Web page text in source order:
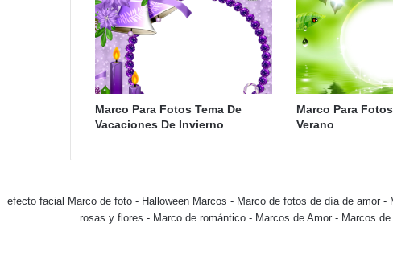
Marco Para Fotos Tema De
Vacaciones De Invierno
Marco Para
Verano
efecto facial Marco de foto - Halloween Marcos - Marco de fotos de día de amor -
rosas y flores - Marco de romántico- Marcos de Amor- Marcos